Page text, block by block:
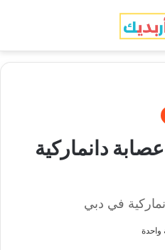
دانماركية
في دبي
واحدة